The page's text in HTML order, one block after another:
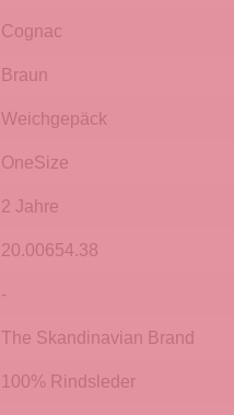
Cognac
Braun
Weichgepäck
OneSize
2 Jahre
20.00654.38
-
The Skandinavian Brand
100% Rindsleder